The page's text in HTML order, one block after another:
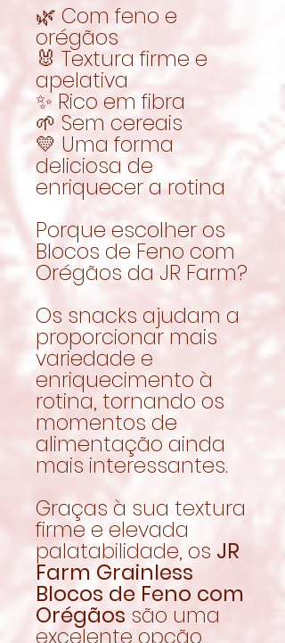
🌿 Com feno e
orégãos
🐰 Textura firme e
apelativa
✨ Rico em fibra
🌱 Sem cereais
💛 Uma forma
deliciosa de
enriquecer a rotina
Porque escolher os
Blocos de Feno com
Orégãos da JR Farm?
Os snacks ajudam a
proporcionar mais
variedade e
enriquecimento à
rotina, tornando os
momentos de
alimentação ainda
mais interessantes.
Graças à sua textura
firme e elevada
palatabilidade, os JR
Farm Grainless
Blocos de Feno com
Orégãos são uma
excelente opção